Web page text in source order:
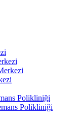
Polikliniği
Polikliniği